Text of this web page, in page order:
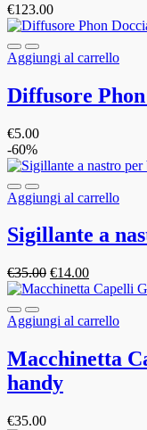
€123.00
Aggiungi al carrello
Diffusore
€5.00
-60%
Aggiungi al carrello
Sigillante a
€35.00 €14.00
Aggiungi al carrello
Macchinetta
handy
€35.00